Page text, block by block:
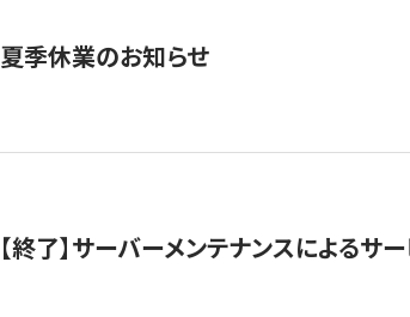
夏季休業のお知らせ
【終了】サーバーメンテナンスによる